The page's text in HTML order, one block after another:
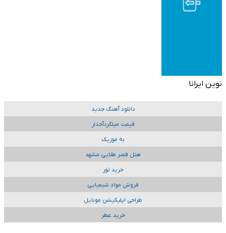
نوین ایرانا
دانلود آهنگ جدید
قیمت میلگردآجدار
به موزیک
هتل قصر طلایی مشهد
خرید تور
فروش مواد شیمیایی
طراحی اپلیکیشن موبایل
خرید عطر